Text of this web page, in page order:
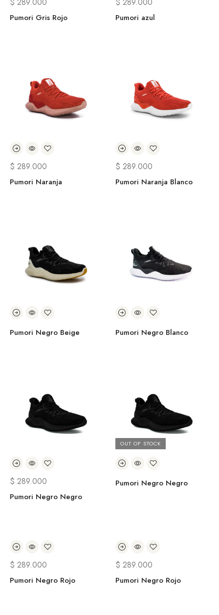
Pumori Gris Rojo Pumori azul
$ 289.000
Pumori Naranja
$ 289.000
Pumori Naranja Blanco
Pumori Negro Beige Pumori Negro Blanco
$ 289.000
Pumori Negro Negro
OUT OF STOCK
Pumori Negro Negro
$ 289.000
Pumori Negro Rojo
$ 289.000
Pumori Negro Rojo